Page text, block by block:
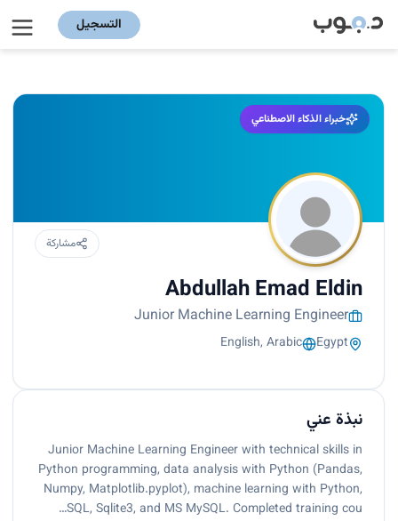
التسجيل
خبراء الذكاء الاصطناعي
مشاركة
Abdullah Emad Eldin
Junior Machine Learning Engineer
Egypt
English, Arabic
نبذة عني
Junior Machine Learning Engineer with technical skills in
Python programming, data analysis with Python (Pandas,
Numpy, Matplotlib.pyplot), machine learning with Python,
SQL, Sqlite3, and MS MySQL. Completed training cou…